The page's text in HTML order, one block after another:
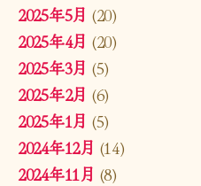
2025年5月 (20)
2025年4月 (20)
2025年3月 (5)
2025年2月 (6)
2025年1月 (5)
2024年12月 (14)
2024年11月 (8)